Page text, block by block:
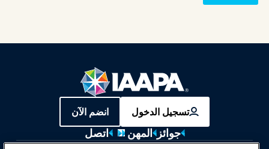
تسجيل الدخول انضم الآن
جوائز المهن
اتصل